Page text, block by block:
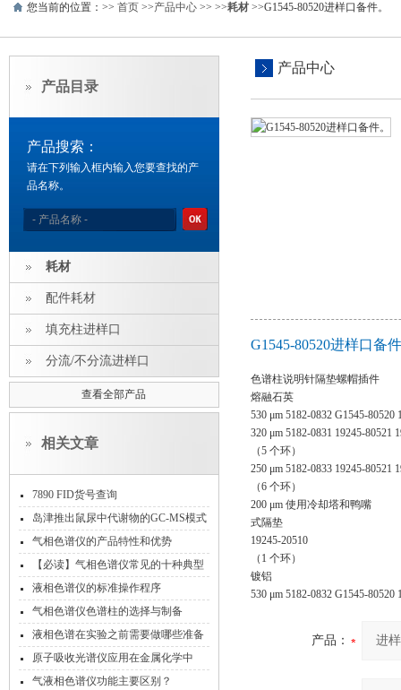
您当前的位置：>> 首页 >>产品中心 >> >>耗材 >>G1545-80520进样口备件。
产品目录
产品搜索：
请在下列输入框内输入您要查找的产
品名称。
耗材
配件耗材
填充柱进样口
分流/不分流进样口
查看全部产品
相关文章
7890 FID货号查询
岛津推出鼠尿中代谢物的GC-MS模式
分析方案
气相色谱仪的产品特性和优势
【必读】气相色谱仪常见的十种典型
谱图的解析方案
液相色谱仪的标准操作程序
气相色谱仪色谱柱的选择与制备
液相色谱在实验之前需要做哪些准备
工作
原子吸收光谱仪应用在金属化学中
气液相色谱仪功能主要区别？
产品中心
G1545-80520进样口备
色谱柱说明针隔垫螺帽插件
熔融石英
530 μm 5182-0832 G1545-80520
320 μm 5182-0831 19245-80521
（5 个环）
250 μm 5182-0833 19245-80521
（6 个环）
200 μm 使用冷却塔和鸭嘴
式隔垫
19245-20510
（1 个环）
镀铝
530 μm 5182-0832 G1545-80520
产品：